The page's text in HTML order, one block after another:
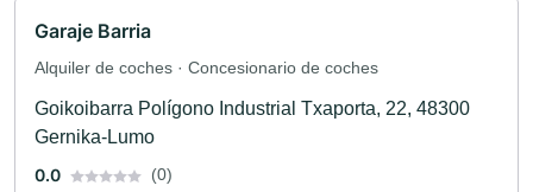
Garaje Barria
Alquiler de coches · Concesionario de coches
Goikoibarra Polígono Industrial Txaporta, 22, 48300
Gernika-Lumo
0.0
(0)